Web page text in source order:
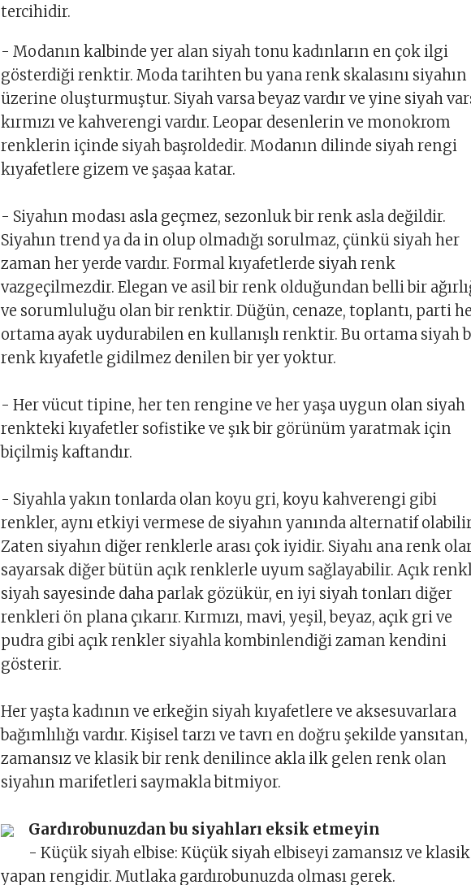
tercihidir.
- Modanın kalbinde yer alan siyah tonu kadınların en çok ilgi
gösterdiği renktir. Moda tarihten bu yana renk skalasını siyahın
üzerine oluşturmuştur. Siyah varsa beyaz vardır ve yine siyah
kırmızı ve kahverengi vardır. Leopar desenlerin ve monokrom
renklerin içinde siyah başroldedir. Modanın dilinde siyah rengi
kıyafetlere gizem ve şaşaa katar.
- Siyahın modası asla geçmez, sezonluk bir renk asla değildir.
Siyahın trend ya da in olup olmadığı sorulmaz, çünkü siyah her
zaman her yerde vardır. Formal kıyafetlerde siyah renk
vazgeçilmezdir. Elegan ve asil bir renk olduğundan belli bir
ve sorumluluğu olan bir renktir. Düğün, cenaze, toplantı, parti
ortama ayak uydurabilen en kullanışlı renktir. Bu ortama siyah
renk kıyafetle gidilmez denilen bir yer yoktur.
- Her vücut tipine, her ten rengine ve her yaşa uygun olan siyah
renkteki kıyafetler sofistike ve şık bir görünüm yaratmak için
biçilmiş kaftandır.
- Siyahla yakın tonlarda olan koyu gri, koyu kahverengi gibi
renkler, aynı etkiyi vermese de siyahın yanında alternatif
Zaten siyahın diğer renklerle arası çok iyidir. Siyahı ana renk
sayarsak diğer bütün açık renklerle uyum sağlayabilir. Açık
siyah sayesinde daha parlak gözükür, en iyi siyah tonları diğer
renkleri ön plana çıkarır. Kırmızı, mavi, yeşil, beyaz, açık gri ve
pudra gibi açık renkler siyahla kombinlendiği zaman kendini
gösterir.
Her yaşta kadının ve erkeğin siyah kıyafetlere ve aksesuvarlara
bağımlılığı vardır. Kişisel tarzı ve tavrı en doğru şekilde yansıtan,
zamansız ve klasik bir renk denilince akla ilk gelen renk olan
siyahın marifetleri saymakla bitmiyor.
Gardırobunuzdan bu siyahları eksik etmeyin
- Küçük siyah elbise: Küçük siyah elbiseyi zamansız ve klasik
yapan rengidir. Mutlaka gardırobunuzda olması gerek.